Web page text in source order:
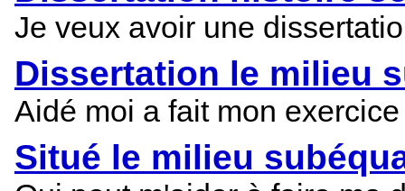
Je veux avoir une
Dissertation le milieu
Aidé moi a fait mon
Situé le milieu